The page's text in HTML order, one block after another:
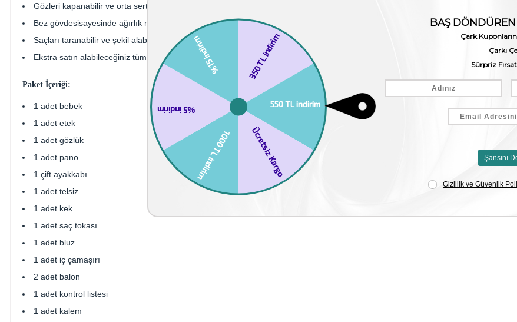
Gözleri kapanabilir ve orta sertlikte bir yapısı vardır.
Bez gövdesisayesinde ağırlık merkezini ayarladığınızda ayakta duracaktır.
Saçları taranabilir ve şekil alabilir.
Ekstra satın alabileceğiniz tüm Our Generation kıyafet, evcil hayvan, ev aksesuarları ve araçları ile uyumludur.
Paket İçeriği:
1 adet bebek
1 adet etek
1 adet gözlük
1 adet pano
1 çift ayakkabı
1 adet telsiz
1 adet kek
1 adet saç tokası
1 adet bluz
1 adet iç çamaşırı
2 adet balon
1 adet kontrol listesi
1 adet kalem